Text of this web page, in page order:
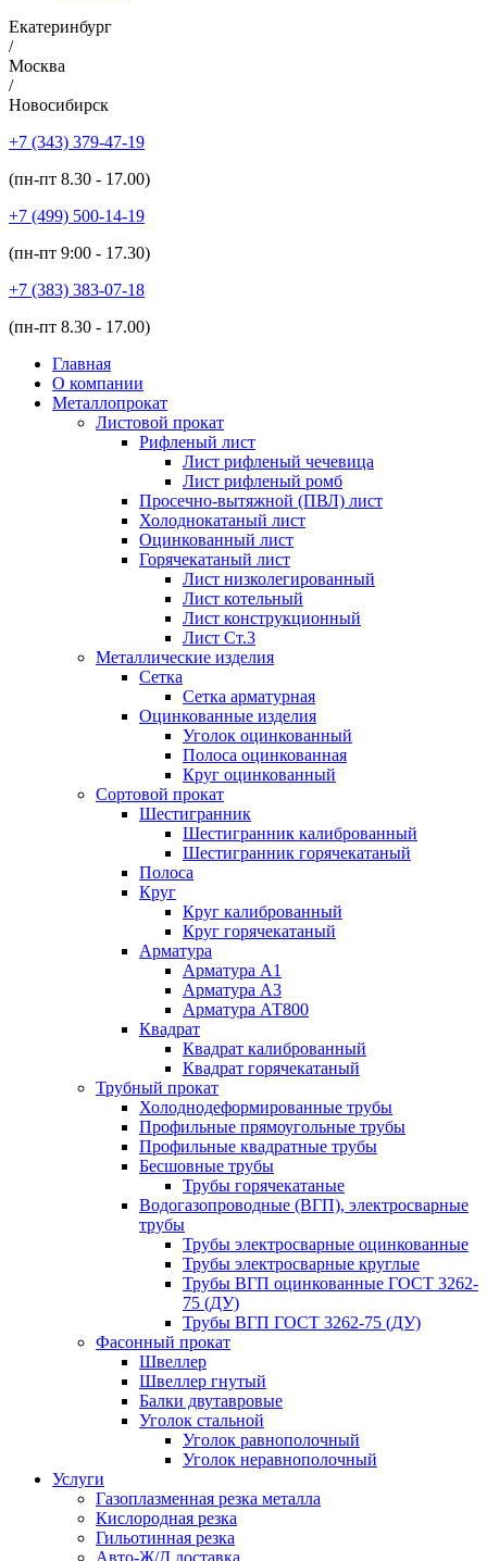
Екатеринбург
/
Москва
/
Новосибирск
+7 (343) 379-47-19
(пн-пт 8.30 - 17.00)
+7 (499) 500-14-19
(пн-пт 9:00 - 17.30)
+7 (383) 383-07-18
(пн-пт 8.30 - 17.00)
Главная
О компании
Металлопрокат
Листовой прокат
Рифленый лист
Лист рифленый чечевица
Лист рифленый ромб
Просечно-вытяжной (ПВЛ) лист
Холоднокатаный лист
Оцинкованный лист
Горячекатаный лист
Лист низколегированный
Лист котельный
Лист конструкционный
Лист Ст.3
Металлические изделия
Сетка
Сетка арматурная
Оцинкованные изделия
Уголок оцинкованный
Полоса оцинкованная
Круг оцинкованный
Сортовой прокат
Шестигранник
Шестигранник калиброванный
Шестигранник горячекатаный
Полоса
Круг
Круг калиброванный
Круг горячекатаный
Арматура
Арматура А1
Арматура А3
Арматура АТ800
Квадрат
Квадрат калиброванный
Квадрат горячекатаный
Трубный прокат
Холоднодеформированные трубы
Профильные прямоугольные трубы
Профильные квадратные трубы
Бесшовные трубы
Трубы горячекатаные
Водогазопроводные (ВГП), электросварные
трубы
Трубы электросварные оцинкованные
Трубы электросварные круглые
Трубы ВГП оцинкованные ГОСТ 3262-
75 (ДУ)
Трубы ВГП ГОСТ 3262-75 (ДУ)
Фасонный прокат
Швеллер
Швеллер гнутый
Балки двутавровые
Уголок стальной
Уголок равнополочный
Уголок неравнополочный
Услуги
Газоплазменная резка металла
Кислородная резка
Гильотинная резка
Авто-Ж/Д доставка